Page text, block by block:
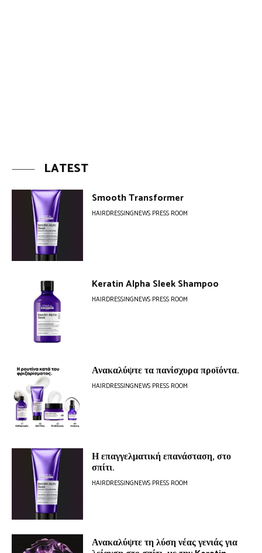
LATEST
Smooth Transformer
HAIRDRESSINGNEWS PRESS ROOM
Keratin Alpha Sleek Shampoo
HAIRDRESSINGNEWS PRESS ROOM
Ανακαλύψτε τα πανίσχυρα προϊόντα.
HAIRDRESSINGNEWS PRESS ROOM
Η επαγγελματική επανάσταση, στο
σπίτι.
HAIRDRESSINGNEWS PRESS ROOM
Ανακαλύψτε τη λύση νέας γενιάς για